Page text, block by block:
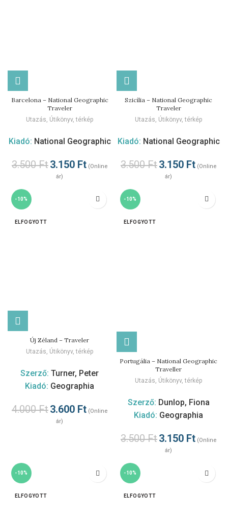
Barcelona – National Geographic
Traveler
Utazás, Útikönyv, térkép
Kiadó: National Geographic
3.500Ft3.150 Ft (Online
ár)
Szicília – National Geographic
Traveler
Utazás, Útikönyv, térkép
Kiadó: National Geographic
3.500Ft3.150 Ft (Online
ár)
-10%
ELFOGYOTT
Új Zéland – Traveler
Utazás, Útikönyv, térkép
Szerző: Turner, Peter
Kiadó: Geographia
4.000Ft3.600 Ft (Online
ár)
-10%
ELFOGYOTT
Portugália – National Geographic
Traveller
Utazás, Útikönyv, térkép
Szerző: Dunlop, Fiona
Kiadó: Geographia
3.500Ft3.150 Ft (Online
ár)
-10%
ELFOGYOTT
-10%
ELFOGYOTT